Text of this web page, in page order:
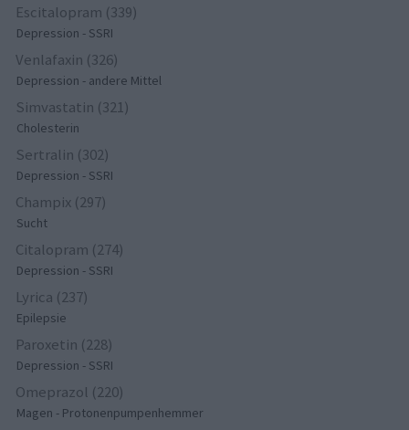
Escitalopram (339)
Depression - SSRI
Venlafaxin (326)
Depression - andere Mittel
Simvastatin (321)
Cholesterin
Sertralin (302)
Depression - SSRI
Champix (297)
Sucht
Citalopram (274)
Depression - SSRI
Lyrica (237)
Epilepsie
Paroxetin (228)
Depression - SSRI
Omeprazol (220)
Magen - Protonenpumpenhemmer